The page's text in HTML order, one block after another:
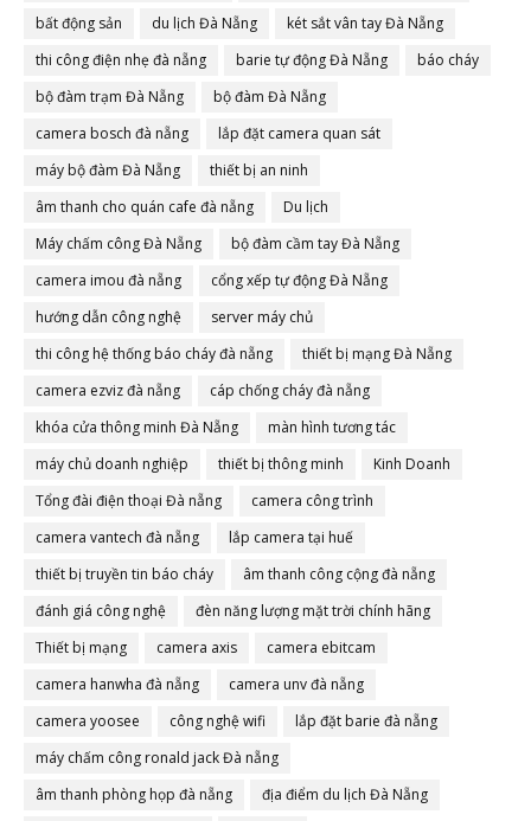
bất động sản du lịch Đà Nẵng
két sắt vân tay Đà Nẵng
thi công điện nhẹ đà nẵng
barie tự động Đà Nẵng
báo cháy
bộ đàm trạm Đà Nẵng
bộ đàm Đà Nẵng
camera bosch đà nẵng
lắp đặt camera quan sát
máy bộ đàm Đà Nẵng
thiết bị an ninh
âm thanh cho quán cafe đà nẵng
Du lịch
Máy chấm công Đà Nẵng
bộ đàm cầm tay Đà Nẵng
camera imou đà nẵng
cổng xếp tự động Đà Nẵng
hướng dẫn công nghệ
server máy chủ
thi công hệ thống báo cháy đà nẵng
thiết bị mạng Đà Nẵng
camera ezviz đà nẵng
cáp chống cháy đà nẵng
khóa cửa thông minh Đà Nẵng
màn hình tương tác
máy chủ doanh nghiệp
thiết bị thông minh
Kinh Doanh
Tổng đài điện thoại Đà nẵng
camera công trình
camera vantech đà nẵng
lắp camera tại huế
thiết bị truyền tin báo cháy
âm thanh công cộng đà nẵng
đánh giá công nghệ
đèn năng lượng mặt trời chính hãng
Thiết bị mạng
camera axis
camera ebitcam
camera hanwha đà nẵng
camera unv đà nẵng
camera yoosee
công nghệ wifi
lắp đặt barie đà nẵng
máy chấm công ronald jack Đà nẵng
âm thanh phòng họp đà nẵng
địa điểm du lịch Đà Nẵng